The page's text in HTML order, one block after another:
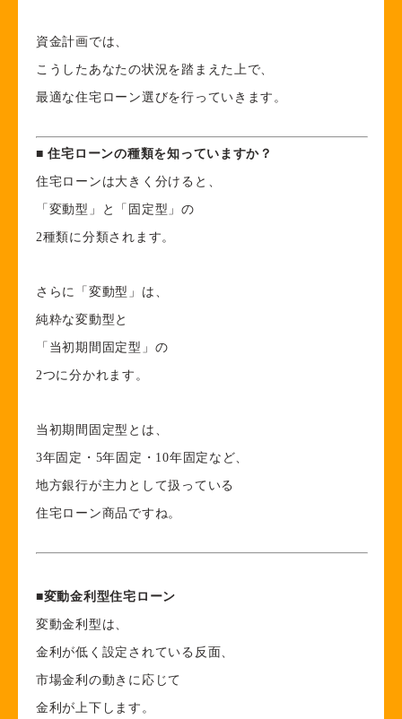
資金計画では、
こうしたあなたの状況を踏まえた上で、
最適な住宅ローン選びを行っていきます。
■住宅ローンの種類を知っていますか？
住宅ローンは大きく分けると、
「変動型」と「固定型」の
2種類に分類されます。
さらに「変動型」は、
純粋な変動型と
「当初期間固定型」の
2つに分かれます。
当初期間固定型とは、
3年固定・5年固定・10年固定など、
地方銀行が主力として扱っている
住宅ローン商品ですね。
■変動金利型住宅ローン
変動金利型は、
金利が低く設定されている反面、
市場金利の動きに応じて
金利が上下します。